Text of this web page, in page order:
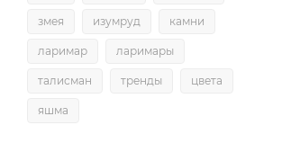
змея изумруд камни
ларимар ларимары
талисман тренды цвета
яшма